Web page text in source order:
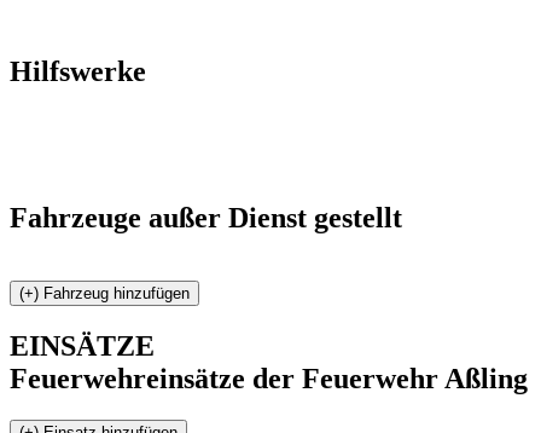
Hilfswerke
Fahrzeuge außer Dienst gestellt
EINSÄTZE
Feuerwehreinsätze der Feuerwehr Aßling